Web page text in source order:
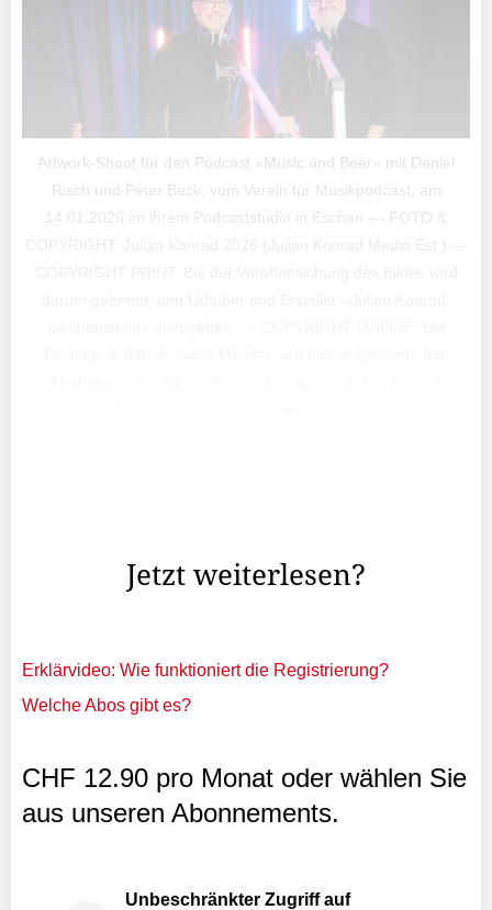
Artwork-Shoot für den Podcast «Music and Beer» mit Daniel
Risch und Peter Beck, vom Verein für Musikpodcast, am
14.01.2026 im ihrem Podcaststudio in Eschen --- FOTO &
Jetzt weiterlesen?
Erklärvideo: Wie funktioniert die Registrierung?
Welche Abos gibt es?
CHF 12.90 pro Monat oder wählen Sie
aus unseren Abonnements.
Unbeschränkter Zugriff auf